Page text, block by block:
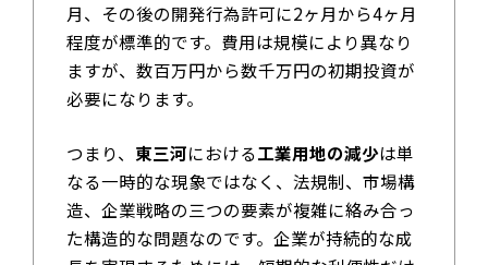
月、その後の開発行為許可に2ヶ月から4ヶ月
程度が標準的です。費用は規模により異なり
ますが、数百万円から数千万円の初期投資が
必要になります。
つまり、 東三河における工業用地の減少は単
なる一時的な現象ではなく、法規制、市場構
造、企業戦略の三つの要素が複雑に絡み合っ
た構造的な問題なのです。企業が持続的な成